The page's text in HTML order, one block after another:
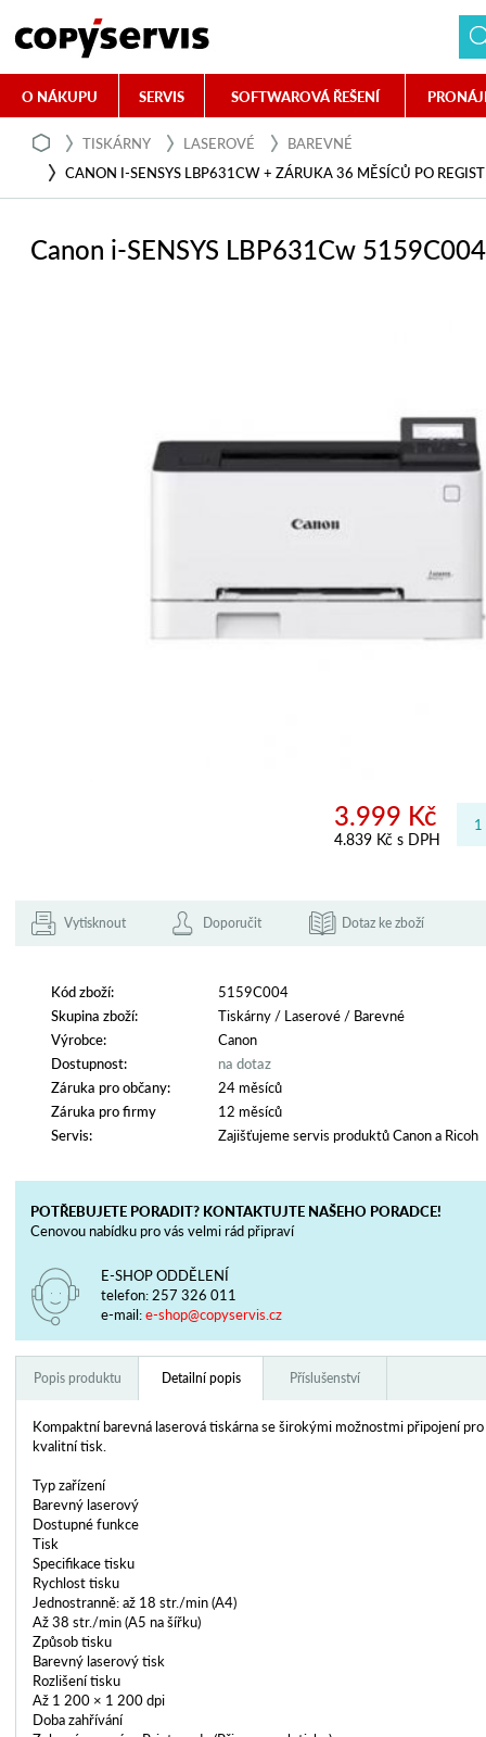
O NÁKUPU SERVIS SOFTWAROVÁ ŘEŠENÍ
TISKÁRNY LASEROVÉ
BAREVNÉ
CANON I-SENSYS LBP631CW + ZÁRUKA 36 MĚSÍCŮ PO
Canon i-SENSYS LBP631Cw 5159C004
3.999 Kč
4.839 Kč s DPH
Vytisknout Doporučit Dotaz ke zboží
Kód zboží:
5159C004
Skupina zboží:
Tiskárny / Laserové / Barevné
Výrobce:
Canon
Dostupnost:
na dotaz
Záruka pro občany:
24 měsíců
Záruka pro firmy
12 měsíců
Servis:
Zajišťujeme servis produktů Canon a Ricoh
POTŘEBUJETE PORADIT? KONTAKTUJTE NAŠEHO PORADCE!
Cenovou nabídku pro vás velmi rád připraví
E-SHOP ODDĚLENÍ
telefon: 257 326 011
e-mail:e-shop@copyservis.cz
Popis produktu Detailní popis Příslušenství
Kompaktní barevná laserová tiskárna se širokými možnostmi připojení
kvalitní tisk.
Typ zařízení
Barevný laserový
Dostupné funkce
Tisk
Specifikace tisku
Rychlost tisku
Jednostranně: až 18 str./min (A4)
Až 38 str./min (A5 na šířku)
Způsob tisku
Barevný laserový tisk
Rozlišení tisku
Až 1 200 × 1 200 dpi
Doba zahřívání